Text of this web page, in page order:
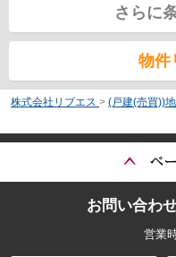
さらに
物件
株式会社リブエス > (戸建(売買))
お問い合わ
営業